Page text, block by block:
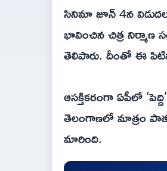
సినిమా జూన్ 4న
భావించిన చిత్ర నిర్మాణ
తెలిపారు. దీంతో ఈ
ఆసక్తికరంగా ఏపీలో
తెలంగాణలో మాత్రం పాత
మారింది.